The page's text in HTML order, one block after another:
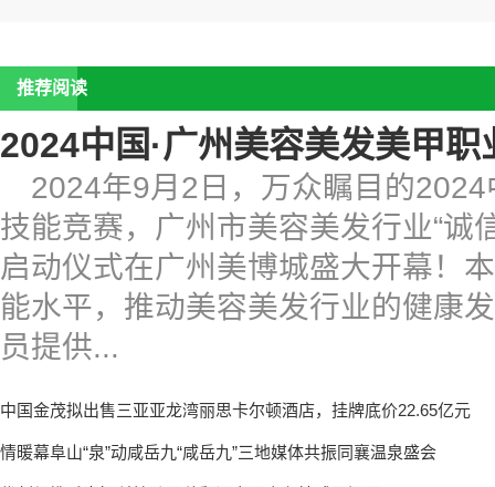
推荐阅读
2024中国·广州美容美发美甲职
2024年9月2日，万众瞩目的
技能竞赛，广州市美容美发行业“诚
启动仪式在广州美博城盛大开幕！
能水平，推动美容美发行业的健康
员提供...
中国金茂拟出售三亚亚龙湾丽思卡尔顿酒店，挂牌底价22.65亿元
情暖幕阜山“泉”动咸岳九“咸岳九”三地媒体共振同襄温泉盛会